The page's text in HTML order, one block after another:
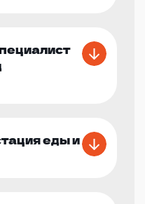
еды и